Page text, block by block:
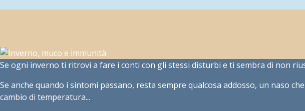
Se ogni inverno ti ritrovi a fare i conti con gli stessi disturbi e ti sembra di non
Se anche quando i sintomi passano, resta sempre qualcosa addosso, un naso
cambio di temperatura...